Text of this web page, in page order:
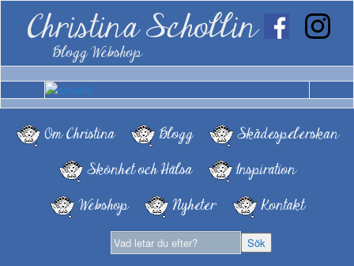
Christina Schollin
Blogg Webshop
Om Christina Blogg
Skådespelerskan
Skönhet och Hälsa
Inspiration
Webshop
Nyheter Kontakt